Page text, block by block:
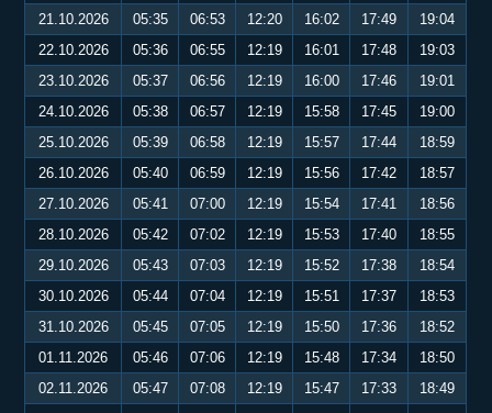
21.10.2026
05:35 06:53 12:20 16:02 17:49
19:04
22.10.2026
05:36 06:55 12:19 16:01 17:48
19:03
23.10.2026
05:37 06:56 12:19 16:00 17:46
19:01
24.10.2026
05:38 06:57 12:19 15:58 17:45
19:00
25.10.2026
05:39 06:58 12:19 15:57 17:44
18:59
26.10.2026
05:40 06:59 12:19 15:56 17:42
18:57
27.10.2026
05:41 07:00 12:19 15:54 17:41
18:56
28.10.2026
05:42 07:02 12:19 15:53 17:40
18:55
29.10.2026
05:43 07:03 12:19 15:52 17:38
18:54
30.10.2026
05:44 07:04 12:19 15:51 17:37
18:53
31.10.2026
05:45 07:05 12:19 15:50 17:36
18:52
01.11.2026
05:46 07:06 12:19 15:48 17:34
18:50
02.11.2026
05:47 07:08 12:19 15:47 17:33
18:49